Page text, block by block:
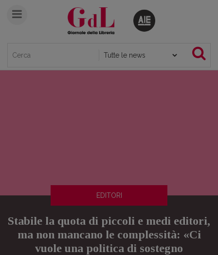
EDITORI
Stabile la quota di piccoli e medi editori,
ma non mancano le complessità: «Ci
vuole una politica di sostegno